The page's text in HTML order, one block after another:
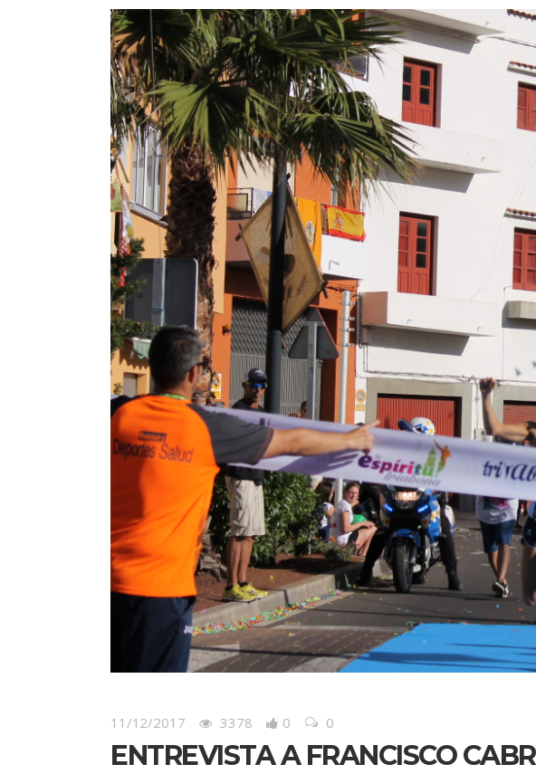
11/12/2017 3378 0 0
ENTREVISTA A FRANCISCO